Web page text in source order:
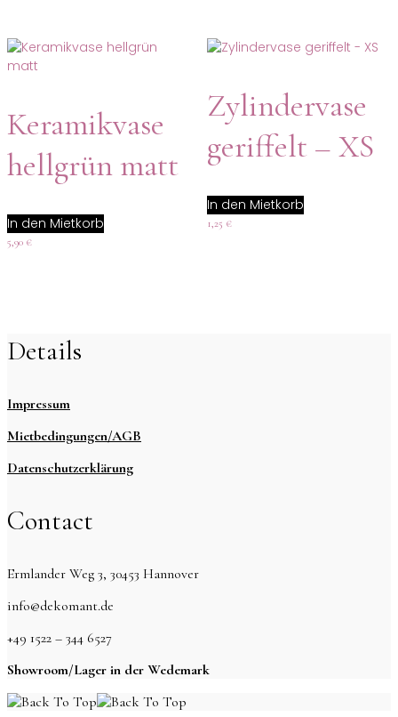
Keramikvase
hellgrün matt
In den Mietkorb
5,90 €
Zylindervase
geriffelt – XS
In den Mietkorb
1,25 €
Details
Impressum
Mietbedingungen/AGB
Datenschutzerklärung
Contact
Ermlander Weg 3, 30453 Hannover
info@dekomant.de
+49 1522 – 344 6527
Showroom/Lager in der Wedemark